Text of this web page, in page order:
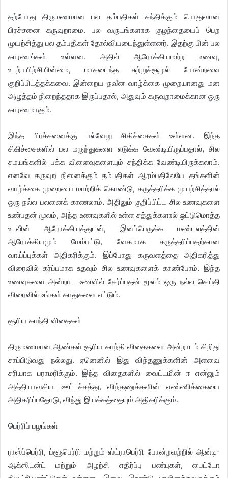
தற்போது திருமணமான பல தம்பதிகள் சந்திக்கும் பொதுவான
பிரச்சனை கருவுறாமை. பல வருடங்களாக குழந்தையைப் பெற
முயற்சித்து பல தம்பதிகள் தோல்வியடைந்துள்ளனர். இதற்கு பின் பல
காரணங்கள் உள்ளன. அதில் ஆரோக்கியமற்ற உணவு,
உடற்பயிற்சியின்மை, மாசடைந்த சுற்றுச்சூழல் போன்றவை
குறிப்பிடத்தக்கவை. இன்றைய நவீன வாழ்க்கை முறையானது மன
அழுத்தம் நிறைந்ததாக இருப்பதால், அதுவும் கருவுறாமைக்கான ஒரு
காரணமாகும்.
இந்த பிரச்சனைக்கு பல்வேறு சிகிச்சைகள் உள்ளன. இந்த
சிகிச்சைகளில் பல மருந்துகளை எடுக்க வேண்டியிருப்பதால், சில
சமயங்களில் பக்க விளைவுகளையும் சந்திக்க வேண்டியிருக்கலாம்.
எனவே கருவுற நினைக்கும் தம்பதிகள் ஆரம்பதிலேயே தங்களின்
வாழ்க்கை முறையை மாற்றிக் கொண்டு, கருத்தரிக்க முயற்சித்தால்
ஒரு நல்ல பலனைக் காணலாம். அதிலும் குறிப்பிட்ட சில உணவுகளை
உண்பதன் மூலம், அந்த உணவுகளில் உள்ள சத்துக்களால் ஒட்டுமொத்த
உடலின் ஆரோக்கியத்துடன், இனப்பெருக்க மண்டலத்தின்
ஆரோக்கியமும் மேம்பட்டு, வேகமாக கருத்தரிப்பதற்கான
வாய்ப்புக்கள் அதிகரிக்கும். இப்போது கருவளத்தை அதிகரித்து
விரைவில் கர்ப்பமாக உதவும் சில உணவுகளைக் காண்போம். இந்த
உணவுகளை அன்றாட உணவில் சேர்ப்பதன் மூலம் ஒரு நல்ல செய்தி
விரைவில் உங்கள் காதுகளை எட்டும்.
சூரிய காந்தி விதைகள்
திருமணமான ஆண்கள் சூரிய காந்தி விதைகளை அன்றாடம் சிறிது
சாப்பிடுவது நல்லது. ஏனெனில் இது விந்தணுக்களின் அளவை
சரியாக பராமரிக்கும். இந்த விதைகளில் வைட்டமின் ஈ என்னும்
அத்தியாவசிய ஊட்டச்சத்து, விந்தணுக்களின் எண்ணிக்கையை
அதிகரிப்பதோடு, விந்து இயக்கத்தையும் அதிகரிக்கும்.
பெர்ரிப் பழங்கள்
ராஸ்ப்பெர்ரி, ப்ளூபெர்ரி மற்றும் ஸ்ட்ராபெர்ரி போன்றவற்றில் ஆன்டி-
ஆக்ஸிடன்ட் மற்றும் அழற்சி எதிர்ப்பு பண்புகள், பைட்டோ